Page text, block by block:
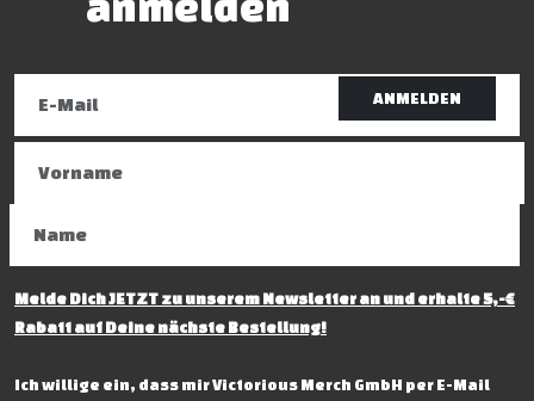
ANMELDEN
Melde Dich JETZT zu unserem Newsletter an und erhalte 5,-€
Rabatt auf Deine nächste Bestellung!
Ich willige ein, dass mir Victorious Merch GmbH per E-Mail